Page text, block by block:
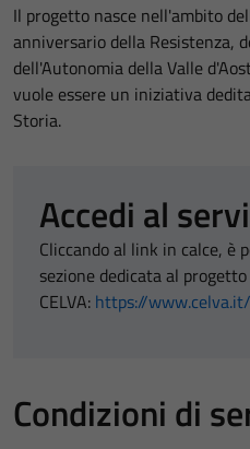
Il progetto nasce nell'ambito
anniversario della Resistenza,
dell'Autonomia della Valle
vuole essere un iniziativa
Storia.
Accedi al
Cliccando al link in calce, è
sezione dedicata al
CELVA: https://
Condizioni di